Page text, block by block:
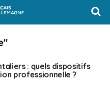
: quels dispositifs
professionnelle ?